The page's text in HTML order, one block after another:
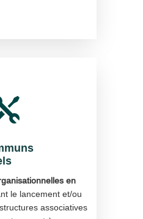
en
le lancement et/ou
associatives